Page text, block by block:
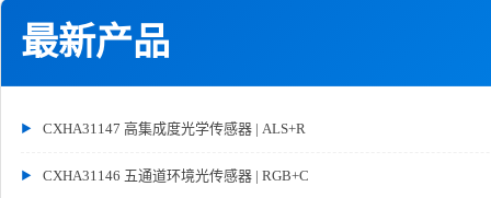
最新产品
CXHA31147 高集成度光学传感器 | ALS+R
CXHA31146 五通道环境光传感器 | RGB+C